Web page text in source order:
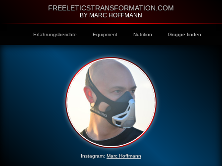
FREELETICSTRANSFORMATION.COM
BY MARC HOFFMANN
Erfahrungsberichte Equipment Nutrition Gruppe finden
Instagram: Marc Hoffmann